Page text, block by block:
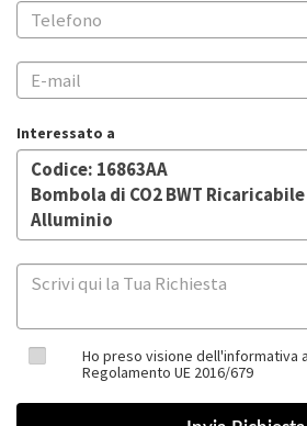
Interessato a
Ho preso visione dell'informativa
Regolamento UE 2016/679